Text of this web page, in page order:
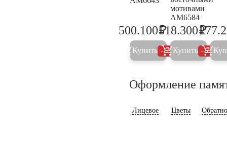
526.400
500.100₽
Купить 5%
мотивами
AM6584
518.300₽
Купить 5%
Оформление
Лицевое Цветы